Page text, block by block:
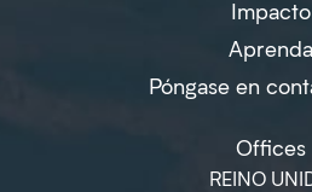
Impacto
Aprenda
Póngase en
Offices
REINO